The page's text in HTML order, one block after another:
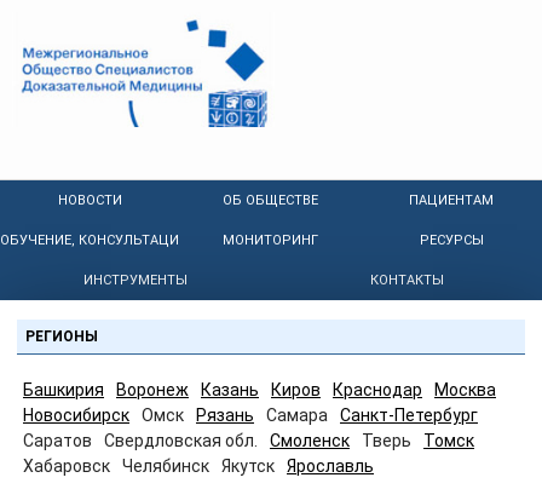
НОВОСТИ ОБ ОБЩЕСТВЕ ПАЦИЕНТАМ
ОБУЧЕНИЕ, КОНСУЛЬТАЦИИ МОНИТОРИНГ РЕСУРСЫ
ИНСТРУМЕНТЫ КОНТАКТЫ
РЕГИОНЫ
Башкирия Воронеж Казань Киров Краснодар
Москва
Новосибирск
Омск Рязань Самара
Санкт-Петербург
Саратов
Свердловская обл. Смоленск Тверь
Томск
Хабаровск
Челябинск Якутск Ярославль